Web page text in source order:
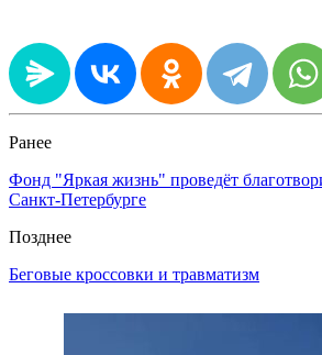
Ранее
Фонд "Яркая жизнь" проведёт
Санкт-Петербурге
Позднее
Беговые кроссовки и травматизм